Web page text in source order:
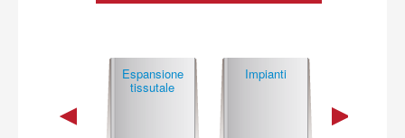
Espansione
tissutale
Impianti